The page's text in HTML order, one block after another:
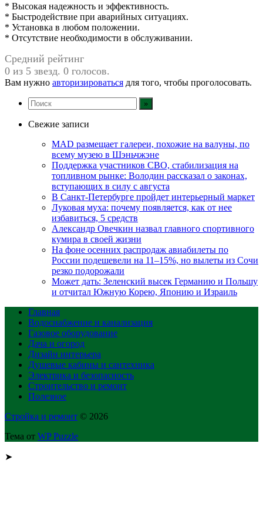
* Высокая надежность и эффективность.
* Быстродействие при аварийных ситуациях.
* Установка в любом положении.
* Отсутствие необходимости в обслуживании.
Средний рейтинг
0 из 5 звезд. 0 голосов.
Вам нужно авторизироваться для того, чтобы проголосовать.
Свежие записи
MAD размещает галереи, похожие на валуны, по
всему музею в Шэньчжэне
Поддержка участников СВО, стабилизация на
топливном рынке: Володин рассказал о законах,
вступающих в силу с августа
В Санкт-Петербурге пройдет интерьерный маркет
Луковая муха: почему появляется, как от нее
избавиться, 5 средств
Александр Овечкин назвал главного спортивного
кумира в своей жизни
На фоне осенних распродаж авиабилеты по
России подешевели на 11–15%, но вылеты из Сочи
резко подорожали
Может дать: Зеленский высек Германию и Польшу
и отчитал Южную Корею, Японию и Израиль
Главная
Водоснабжение и канализация
Газовое оборудование
Дача и огород
Дизайн интерьера
Душевые кабины и сантехника
Электрика и безопасность
Строительство и ремонт
Полезное
Стройка и ремонт © 2026
Тема от WP Puzzle
➤